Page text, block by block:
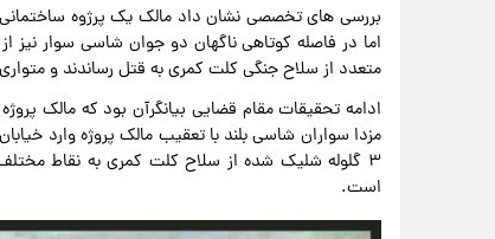
اما در فاصله کوتاهی ناگهان دو جوان شاسی سوار نیز
متعدد از سلاح جنگی کلت کمری به قتل رساندند و
ادامه تحقیقات مقام قضایی بیانگرآن بود که مالک
۳ گلوله شلیک شده از سلاح کلت کمری به نقاط
است.